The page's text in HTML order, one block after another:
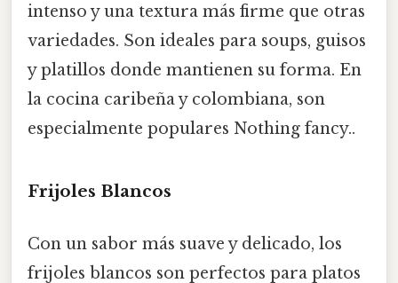
intenso y una textura más firme que otras
variedades. Son ideales para soups, guisos
y platillos donde mantienen su forma. En
la cocina caribeña y colombiana, son
especialmente populares Nothing fancy..
Frijoles Blancos
Con un sabor más suave y delicado, los
frijoles blancos son perfectos para platos